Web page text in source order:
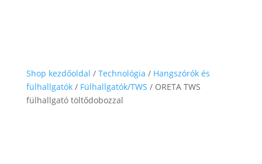
Shop kezdőoldal / Technológia / Hangszórók és
fülhallgatók/ Fülhallgatók/TWS / ORETA TWS
fülhallgató töltődobozzal